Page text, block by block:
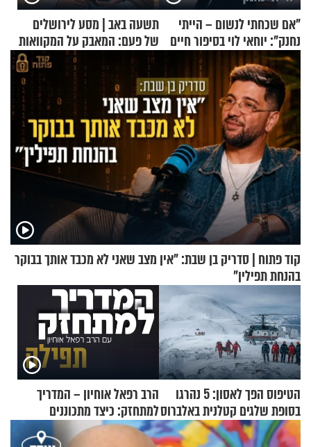
"אם שכחתי לנשום – הייתי
נחנק": יוחאי לוי בסיפור חיים
מעורר השראה
תשעה באב | מסע לירושלים
של פעם: המאבק על המקוואות
קוד פתוח | סדריק בן שבת: "אין מצב שאני לא מכבד אותך בבוקר
בהנחת תפילין"
הטיפוס הפך לאסון: 5 נהרגו
בסופת שלגים קטלנית באלברוס
הרב רפאל אוחיון – המדריך
למתחזק: כיצד מתכוננים
לתפילה?